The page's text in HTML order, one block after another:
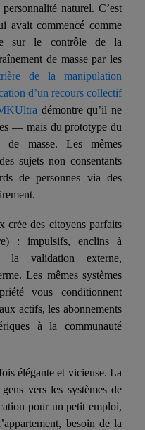
naturel. C’est
avait commencé comme
sur le contrôle de la
de masse par les
de la manipulation
d’un recours collectif
démontre qu’il ne
— mais du prototype du
de masse. Les mêmes
sujets non consentants
de personnes via des
crée des citoyens parfaits
: impulsifs, enclins à
la validation externe,
Les mêmes systèmes
vous conditionnent
actifs, les abonnements
à la communauté
élégante et vicieuse. La
vers les systèmes de
pour un petit emploi,
besoin de la